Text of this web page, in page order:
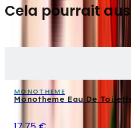
Cela pourrait
MONOTHEME
Monotheme Eau De